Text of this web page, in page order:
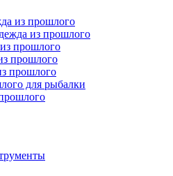
из прошлого
из прошлого
прошлого
прошлого
прошлого
для рыбалки